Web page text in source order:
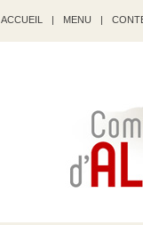
ACCUEIL | MENU |